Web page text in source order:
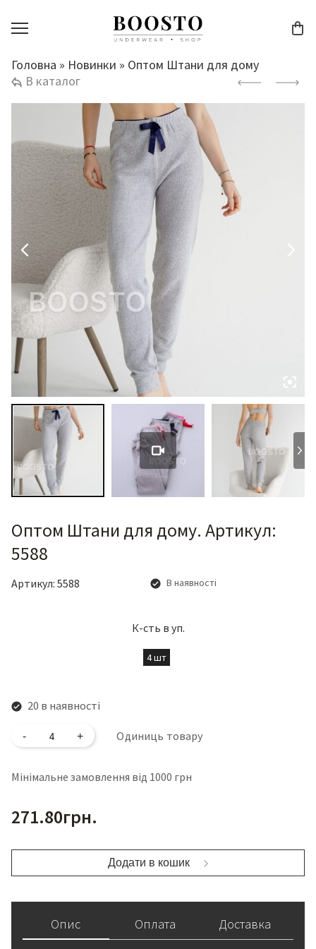
Головна » Новинки » Оптом Штани для дому
В каталог
Оптом Штани для дому. Артикул:
5588
Артикул: 5588 В наявності
К-сть в уп.
4 шт
20 в наявності
Кількість Одиниць товару
Мінімальне замовлення від 1000 грн
271.80грн.
Додати в кошик
Опис Оплата Доставка